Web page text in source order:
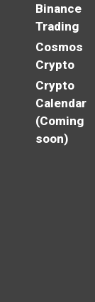
Binance
Trading
Cosmos
Crypto
Crypto
Calendar
(Coming
soon)